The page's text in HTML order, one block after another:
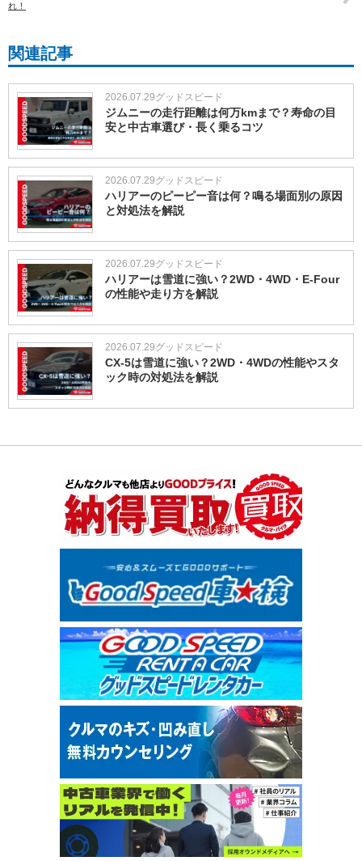
れ！
関連記事
2026.07.29グッドスピード
ジムニーの走行距離は何万kmまで？寿命の目
安と中古車選び・長く乗るコツ
2026.07.29グッドスピード
ハリアーのピーピー音は何？鳴る場面別の原因
と対処法を解説
2026.07.29グッドスピード
ハリアーは雪道に強い？2WD・4WD・E-Four
の性能や走り方を解説
2026.07.29グッドスピード
CX-5は雪道に強い？2WD・4WDの性能やスタ
ック時の対処法を解説